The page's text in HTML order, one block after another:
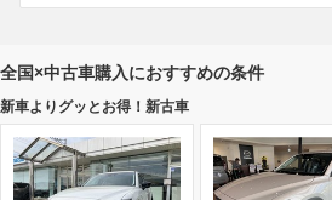
全国×中古車購入におすすめの条件
新車よりグッとお得！新古車